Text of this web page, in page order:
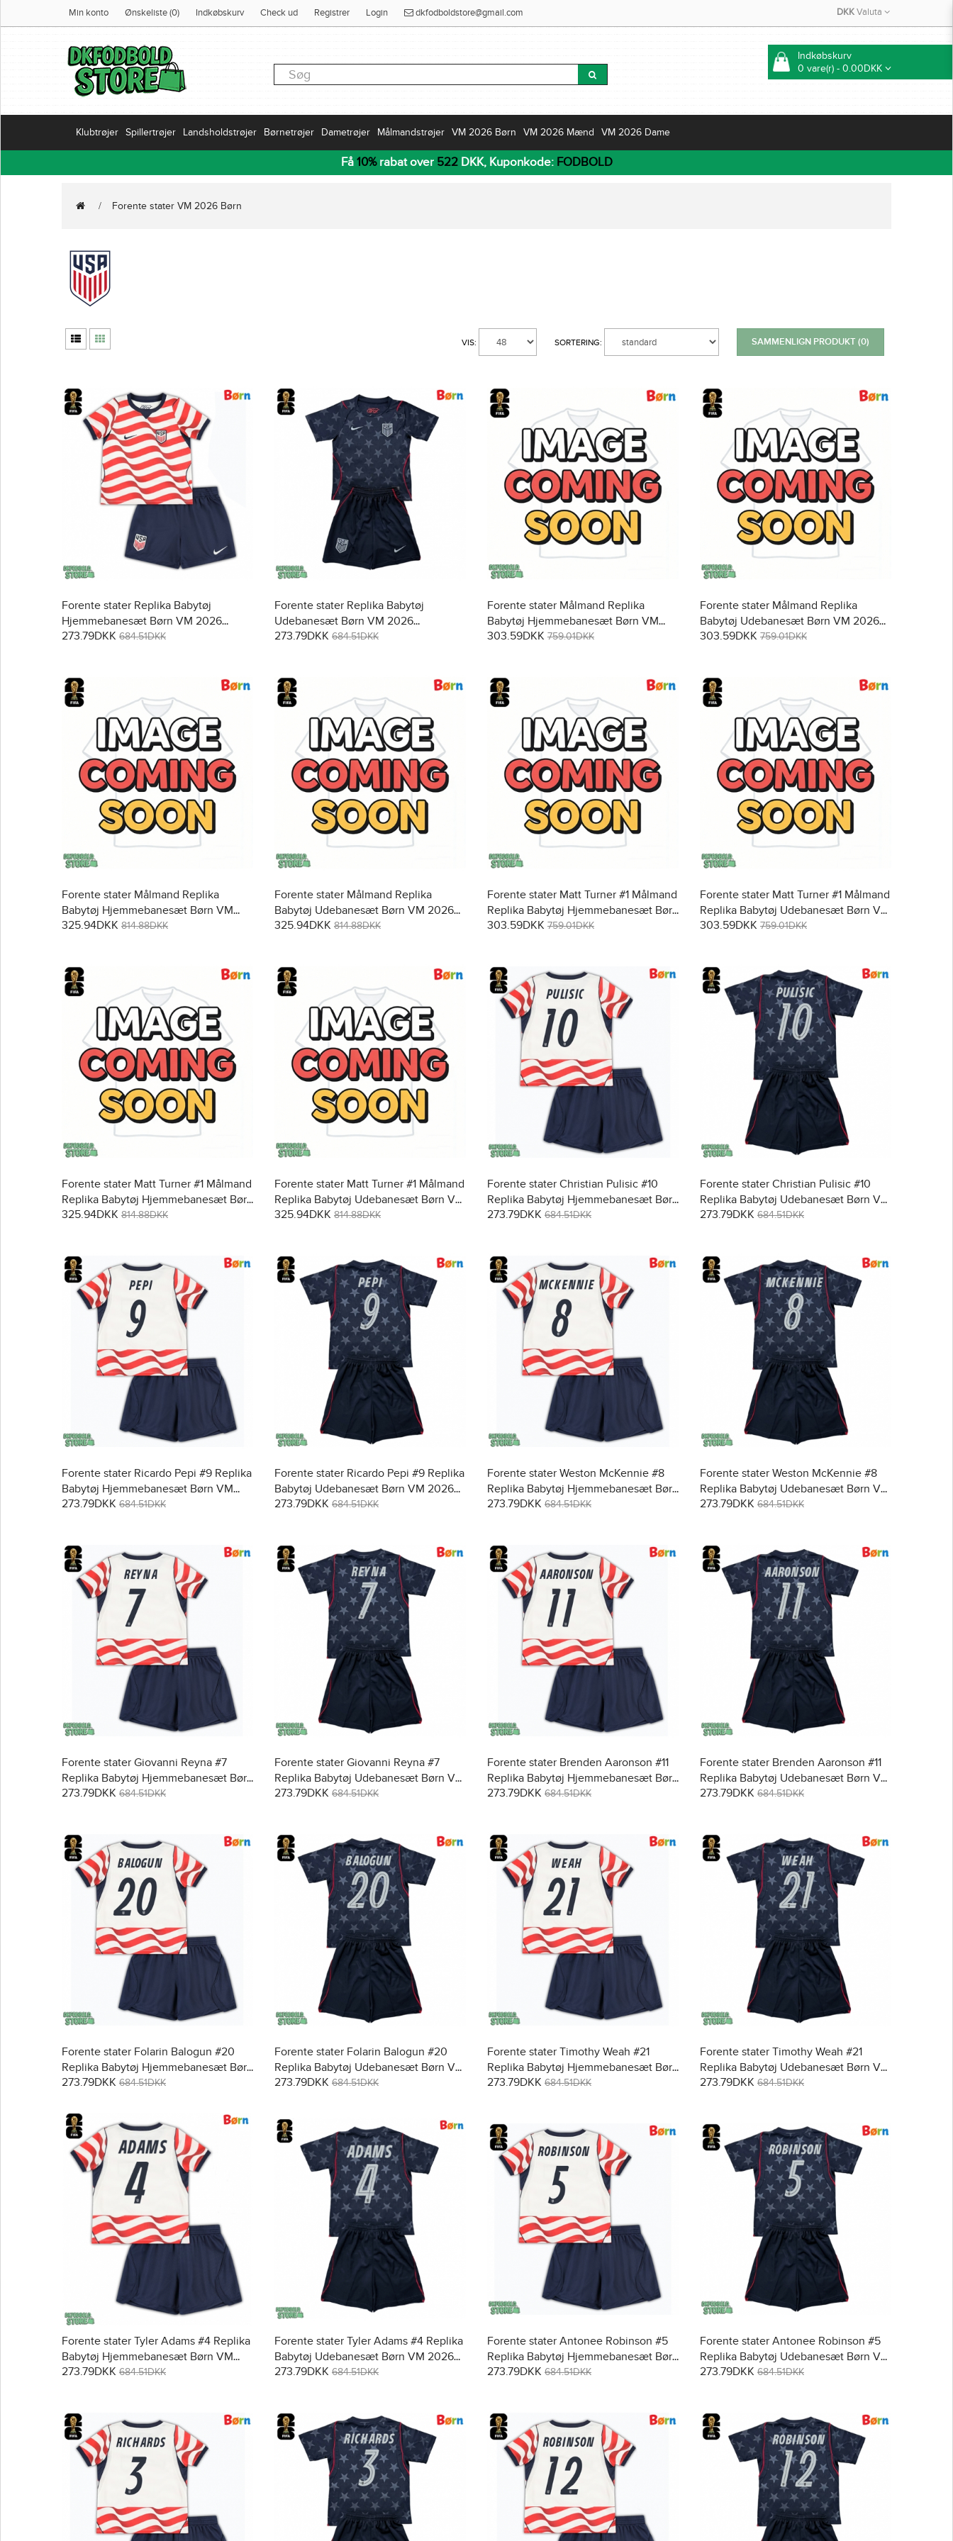
Min konto Ønskeliste (0) Indkøbskurv Check ud Registrer Login dkfodboldstore@gmail.com DKKValuta
Indkøbskurv
0 vare(r) - 0.00DKK
Klubtrøjer Spillertrøjer Landsholdstrøjer Børnetrøjer Dametrøjer Målmandstrøjer VM 2026 Børn VM 2026 Mænd VM 2026 Dame
Få 10%rabat over 522DKK, Kuponkode: FODBOLD
Forente stater VM 2026 Børn
SAMMENLIGN PRODUKT (0)
SORTERING:
VIS:
Forente stater Replika Babytøj
Hjemmebanesæt Børn VM 2026
Kortærmet (+ Korte bukser)
273.79DKK 684.51DKK
Forente stater Replika Babytøj
Udebanesæt Børn VM 2026
Kortærmet (+ Korte bukser)
273.79DKK 684.51DKK
Forente stater Målmand Replika
Babytøj Hjemmebanesæt Børn VM
2026 Kortærmet (+ Korte bukser)
303.59DKK 759.01DKK
Forente stater Målmand Replika
Babytøj Udebanesæt Børn VM 2026
Kortærmet (+ Korte bukser)
303.59DKK 759.01DKK
Forente stater Målmand Replika
Babytøj Hjemmebanesæt Børn VM
2026 Langærmet (+ Korte bukser)
325.94DKK 814.88DKK
Forente stater Målmand Replika
Babytøj Udebanesæt Børn VM 2026
Langærmet (+ Korte bukser)
325.94DKK 814.88DKK
Forente stater Matt Turner #1 Målmand
Replika Babytøj Hjemmebanesæt Børn
VM 2026 Kortærmet (+ Korte bukser)
303.59DKK 759.01DKK
Forente stater Matt Turner #1 Målmand
Replika Babytøj Udebanesæt Børn VM
2026 Kortærmet (+ Korte bukser)
303.59DKK 759.01DKK
Forente stater Matt Turner #1 Målmand
Replika Babytøj Hjemmebanesæt Børn
VM 2026 Langærmet (+ Korte bukser)
325.94DKK 814.88DKK
Forente stater Matt Turner #1 Målmand
Replika Babytøj Udebanesæt Børn VM
2026 Langærmet (+ Korte bukser)
325.94DKK 814.88DKK
Forente stater Christian Pulisic #10
Replika Babytøj Hjemmebanesæt Børn
VM 2026 Kortærmet (+ Korte bukser)
273.79DKK 684.51DKK
Forente stater Christian Pulisic #10
Replika Babytøj Udebanesæt Børn VM
2026 Kortærmet (+ Korte bukser)
273.79DKK 684.51DKK
Forente stater Ricardo Pepi #9 Replika
Babytøj Hjemmebanesæt Børn VM
2026 Kortærmet (+ Korte bukser)
273.79DKK 684.51DKK
Forente stater Ricardo Pepi #9 Replika
Babytøj Udebanesæt Børn VM 2026
Kortærmet (+ Korte bukser)
273.79DKK 684.51DKK
Forente stater Weston McKennie #8
Replika Babytøj Hjemmebanesæt Børn
VM 2026 Kortærmet (+ Korte bukser)
273.79DKK 684.51DKK
Forente stater Weston McKennie #8
Replika Babytøj Udebanesæt Børn VM
2026 Kortærmet (+ Korte bukser)
273.79DKK 684.51DKK
Forente stater Giovanni Reyna #7
Replika Babytøj Hjemmebanesæt Børn
VM 2026 Kortærmet (+ Korte bukser)
273.79DKK 684.51DKK
Forente stater Giovanni Reyna #7
Replika Babytøj Udebanesæt Børn VM
2026 Kortærmet (+ Korte bukser)
273.79DKK 684.51DKK
Forente stater Brenden Aaronson #11
Replika Babytøj Hjemmebanesæt Børn
VM 2026 Kortærmet (+ Korte bukser)
273.79DKK 684.51DKK
Forente stater Brenden Aaronson #11
Replika Babytøj Udebanesæt Børn VM
2026 Kortærmet (+ Korte bukser)
273.79DKK 684.51DKK
Forente stater Folarin Balogun #20
Replika Babytøj Hjemmebanesæt Børn
VM 2026 Kortærmet (+ Korte bukser)
273.79DKK 684.51DKK
Forente stater Folarin Balogun #20
Replika Babytøj Udebanesæt Børn VM
2026 Kortærmet (+ Korte bukser)
273.79DKK 684.51DKK
Forente stater Timothy Weah #21
Replika Babytøj Hjemmebanesæt Børn
VM 2026 Kortærmet (+ Korte bukser)
273.79DKK 684.51DKK
Forente stater Timothy Weah #21
Replika Babytøj Udebanesæt Børn VM
2026 Kortærmet (+ Korte bukser)
273.79DKK 684.51DKK
Forente stater Tyler Adams #4 Replika
Babytøj Hjemmebanesæt Børn VM
2026 Kortærmet (+ Korte bukser)
273.79DKK 684.51DKK
Forente stater Tyler Adams #4 Replika
Babytøj Udebanesæt Børn VM 2026
Kortærmet (+ Korte bukser)
273.79DKK 684.51DKK
Forente stater Antonee Robinson #5
Replika Babytøj Hjemmebanesæt Børn
VM 2026 Kortærmet (+ Korte bukser)
273.79DKK 684.51DKK
Forente stater Antonee Robinson #5
Replika Babytøj Udebanesæt Børn VM
2026 Kortærmet (+ Korte bukser)
273.79DKK 684.51DKK